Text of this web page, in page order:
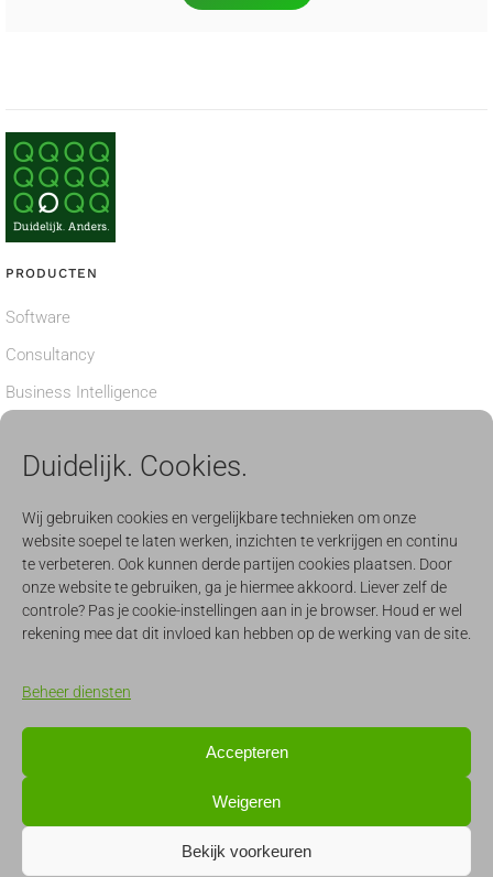
Duidelijk. Cookies.
Wij gebruiken cookies en vergelijkbare technieken om onze
website soepel te laten werken, inzichten te verkrijgen en continu
te verbeteren. Ook kunnen derde partijen cookies plaatsen. Door
onze website te gebruiken, ga je hiermee akkoord. Liever zelf de
controle? Pas je cookie-instellingen aan in je browser. Houd er wel
rekening mee dat dit invloed kan hebben op de werking van de site.
Beheer diensten
Accepteren
Weigeren
Bekijk voorkeuren
PRODUCTEN
Software
Consultancy
Business Intelligence
Cookiebeleid
BEDRIJF
Nieuws
Aanmelden nieuwsbrief
Werken